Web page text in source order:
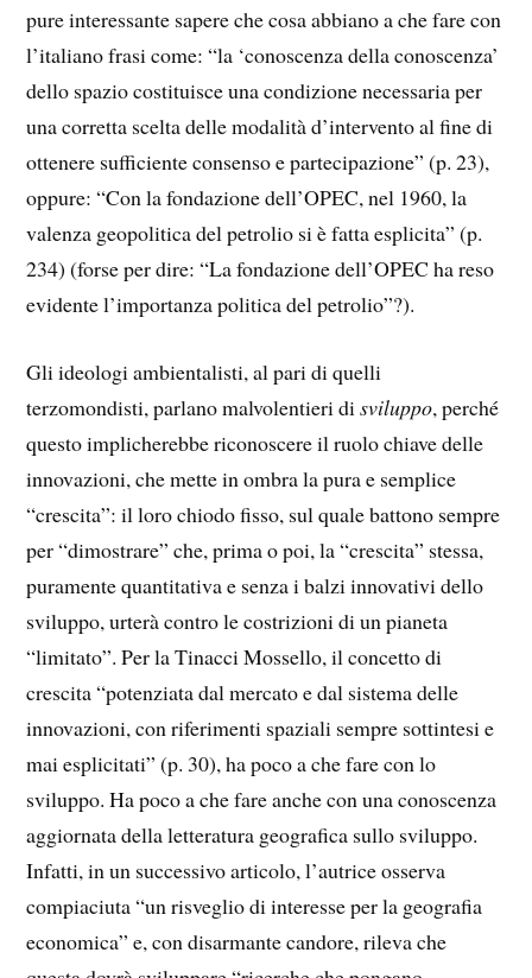
pure interessante sapere che cosa abbiano a che fare con
l’italiano frasi come: “la ‘conoscenza della conoscenza’
dello spazio costituisce una condizione necessaria per
una corretta scelta delle modalità d’intervento al fine di
ottenere sufficiente consenso e partecipazione” (p. 23),
oppure: “Con la fondazione dell’OPEC, nel 1960, la
valenza geopolitica del petrolio si è fatta esplicita” (p.
234) (forse per dire: “La fondazione dell’OPEC ha reso
evidente l’importanza politica del petrolio”?).
Gli ideologi ambientalisti, al pari di quelli
terzomondisti, parlano malvolentieri disviluppo, perché
questo implicherebbe riconoscere il ruolo chiave delle
innovazioni, che mette in ombra la pura e semplice
“crescita”: il loro chiodo fisso, sul quale battono sempre
per “dimostrare” che, prima o poi, la “crescita” stessa,
puramente quantitativa e senza i balzi innovativi dello
sviluppo, urterà contro le costrizioni di un pianeta
“limitato”. Per la Tinacci Mossello, il concetto di
crescita “potenziata dal mercato e dal sistema delle
innovazioni, con riferimenti spaziali sempre sottintesi e
mai esplicitati” (p. 30), ha poco a che fare con lo
sviluppo. Ha poco a che fare anche con una conoscenza
aggiornata della letteratura geografica sullo sviluppo.
Infatti, in un successivo articolo, l’autrice osserva
compiaciuta “un risveglio di interesse per la geografia
economica” e, con disarmante candore, rileva che